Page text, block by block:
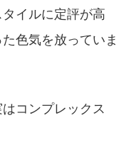
イルに定評が高
色気を放っていま
コンプレックス